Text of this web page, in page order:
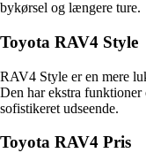
bykørsel og længere ture.
Toyota RAV4 Style
RAV4 Style er en mere
Den har ekstra
sofistikeret udseende.
Toyota RAV4 Pris